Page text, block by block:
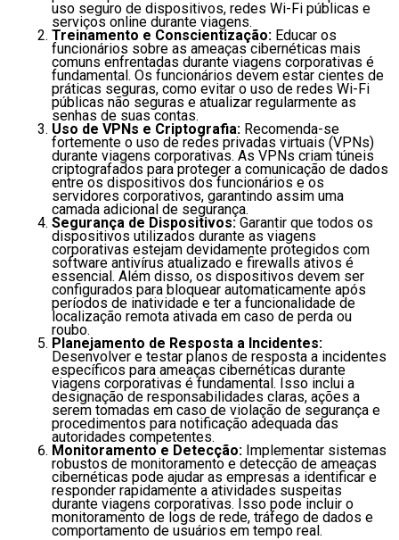
uso seguro de dispositivos, redes Wi-Fi públicas e
serviços online durante viagens.
Treinamento e Conscientização: Educar os
funcionários sobre as ameaças cibernéticas mais
comuns enfrentadas durante viagens corporativas é
fundamental. Os funcionários devem estar cientes de
práticas seguras, como evitar o uso de redes Wi-Fi
públicas não seguras e atualizar regularmente as
senhas de suas contas.
Uso de VPNs e Criptografia: Recomenda-se
fortemente o uso de redes privadas virtuais (VPNs)
durante viagens corporativas. As VPNs criam túneis
criptografados para proteger a comunicação de dados
entre os dispositivos dos funcionários e os
servidores corporativos, garantindo assim uma
camada adicional de segurança.
Segurança de Dispositivos:Garantir que todos os
dispositivos utilizados durante as viagens
corporativas estejam devidamente protegidos com
software antivírus atualizado e firewalls ativos é
essencial. Além disso, os dispositivos devem ser
configurados para bloquear automaticamente após
períodos de inatividade e ter a funcionalidade de
localização remota ativada em caso de perda ou
roubo.
Planejamento de Resposta a Incidentes:
Desenvolver e testar planos de resposta a incidentes
específicos para ameaças cibernéticas durante
viagens corporativas é fundamental. Isso inclui a
designação de responsabilidades claras, ações a
serem tomadas em caso de violação de segurança e
procedimentos para notificação adequada das
autoridades competentes.
Monitoramento e Detecção: Implementar sistemas
robustos de monitoramento e detecção de ameaças
cibernéticas pode ajudar as empresas a identificar e
responder rapidamente a atividades suspeitas
durante viagens corporativas. Isso pode incluir o
monitoramento de logs de rede, tráfego de dados e
comportamento de usuários em tempo real.